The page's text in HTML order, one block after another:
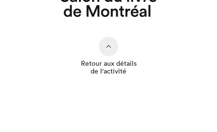
Que cherchez-vous?
Retour aux détails
de l'activité